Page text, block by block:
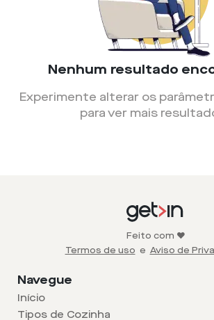
Nenhum resultado
Experimente alterar os
para ver mais
Feito com ❤️
Termos de uso e Aviso de
Navegue
Início
Tipos de Cozinha